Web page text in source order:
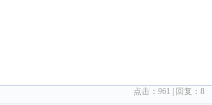
点击： 961 | 回复： 8